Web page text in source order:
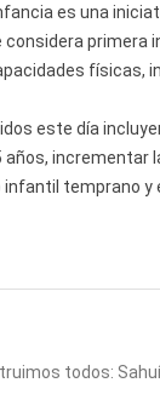
es una
primera
físicas,
este día
años,
temprano y
todos: Sahuí